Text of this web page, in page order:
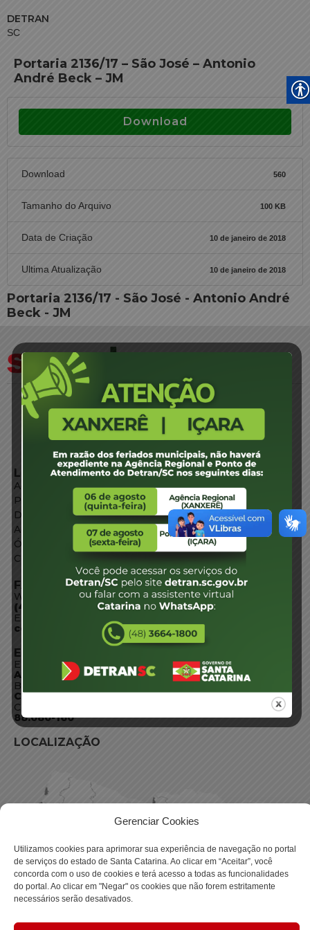
Gerenciar Cookies
Utilizamos cookies para aprimorar sua experiência de navegação no portal
de serviços do estado de Santa Catarina. Ao clicar em “Aceitar”, você
concorda com o uso de cookies e terá acesso a todas as funcionalidades
do portal. Ao clicar em "Negar" os cookies que não forem estritamente
necessários serão desativados.
DETRAN
SC
Portaria 2136/17 – São José – Antonio
André Beck – JM
Download
Download 560
Tamanho do Arquivo 100 KB
Data de Criação 10 de janeiro de 2018
Ultima Atualização 10 de janeiro de 2018
Portaria 2136/17 - São José - Antonio André
Beck - JM
LINKS EXTERNOS
Agência de Notícias
Portal de Serviços
Diário Oficial
Acesso à Informação
Órgãos do Governo
Conheça SC
FALE CONOSCO
WhatsApp:
(48) 3664-1800
E-mail:
centraldeinformacoes@detran.sc.gov.br
ENDEREÇO
Endereço:
Av. Almirante Tamandaré - 480
Bairro:
Coqueiros, Florianópolis SC
CEP:
88.080-160
LOCALIZAÇÃO